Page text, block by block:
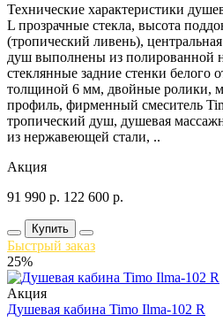
Технические характеристики
L прозрачные стекла, высота
(тропический ливень),
душ выполнены из полированной
стеклянные задние стенки белого
толщиной 6 мм, двойные ролики,
профиль, фирменный смеситель
тропический душ, душевая
из нержавеющей стали, ..
Акция
91 990 р. 122 600 р.
Купить
Быстрый заказ
25%
Акция
Душевая кабина Timo Ilma-102 R